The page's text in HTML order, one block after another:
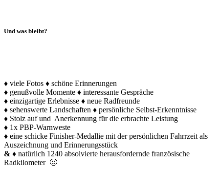
Und was bleibt?
♦ viele Fotos ♦ schöne Erinnerungen
♦ genußvolle Momente ♦ interessante Gespräche
♦ einzigartige Erlebnisse ♦ neue Radfreunde
♦ sehenswerte Landschaften ♦ persönliche Selbst-Erkenntnisse
♦ Stolz auf und Anerkennung für die erbrachte Leistung
♦ 1x PBP-Warnweste
♦ eine schicke Finisher-Medallie mit der persönlichen Fahrrzeit als
Auszeichnung und Erinnerungsstück
& ♦ natürlich 1240 absolvierte herausfordernde französische
Radkilometer 🙂